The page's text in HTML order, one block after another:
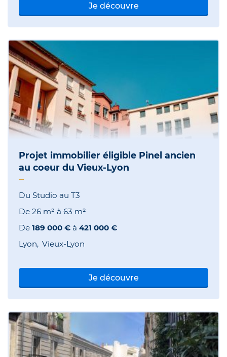
Je découvre
Projet immobilier éligible Pinel ancien
au coeur du Vieux-Lyon
Du Studio au T3
De 26 m² à 63 m²
De 189 000 € à 421 000 €
Lyon Vieux-Lyon
Je découvre